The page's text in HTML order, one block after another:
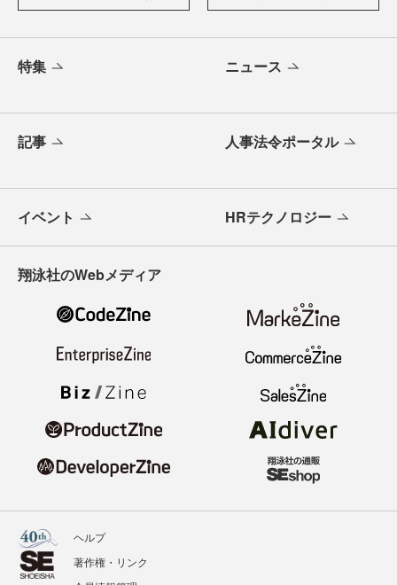
特集 ニュース
記事 人事法令ポータル
イベント HRテクノロジー
翔泳社のWebメディア
ヘルプ
著作権・リンク